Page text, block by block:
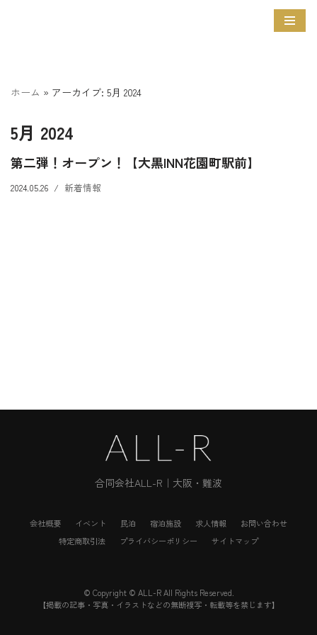
ン
へ
ス
キ
ホーム » アーカイブ: 5月 2024
5月 2024
第二弾！オープン！【大黒INN花園町駅前】
2024.05.26 新着情報
合同会社ALL-R｜大阪・難波
会社概要 イベント 民泊 宿泊施設 求人情報
お問い合わせ
特定商取引法
プライバシーポリシー サイトマップ
© Copyright © ALL-R All Rights Reserved.
【掲載の記事・写真・イラストなどの無断複写・転載等を禁じます】